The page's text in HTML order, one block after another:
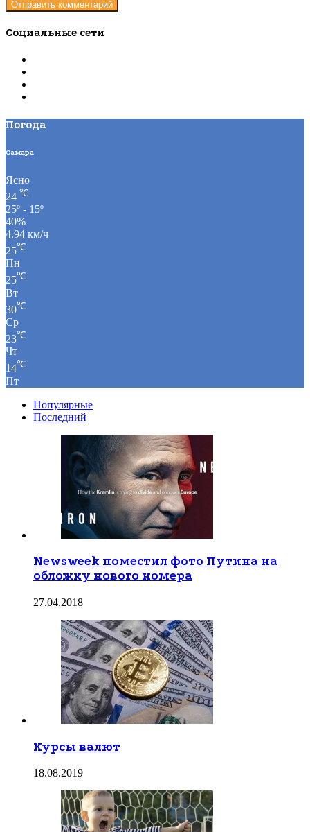
Социальные сети
Погода
Самара
Ясно
24 ℃
25º - 15º
40%
4.94 км/ч
25℃
Пн
25℃
Вт
30℃
Ср
23℃
Чт
14℃
Пт
Популярные
Последний
Newsweek поместил фото Путина на
обложку нового номера
27.04.2018
Курсы валют
18.08.2019